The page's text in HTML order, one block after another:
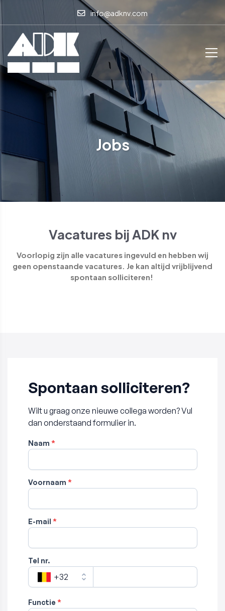
info@adknv.com
Jobs
Vacatures bij ADK nv
Voorlopig zijn alle vacatures ingevuld en hebben wij
geen openstaande vacatures. Je kan altijd vrijblijvend
spontaan solliciteren!